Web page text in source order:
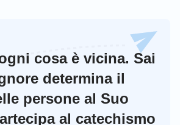
cosa è vicina. Sai
determina il
persone al Suo
al catechismo